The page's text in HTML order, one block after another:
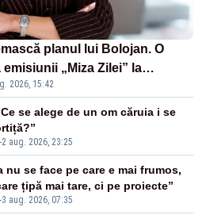
planul lui Bolojan. O
„Miza Zilei” la
2026, 15:42
-2 aug. 2026, 23:25
se alege de un om căruia i se
-3 aug. 2026, 07:35
nu se face pe care e mai frumos,
țipă mai tare, ci pe proiecte”